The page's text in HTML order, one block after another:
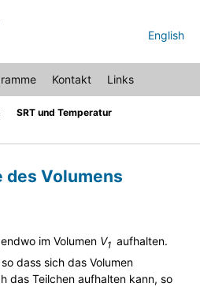
English
Kontakt Links
SRT und Temperatur
Volumens
im Volumen V1 aufhalten.
dass sich das Volumen
das Teilchen aufhalten kann, so